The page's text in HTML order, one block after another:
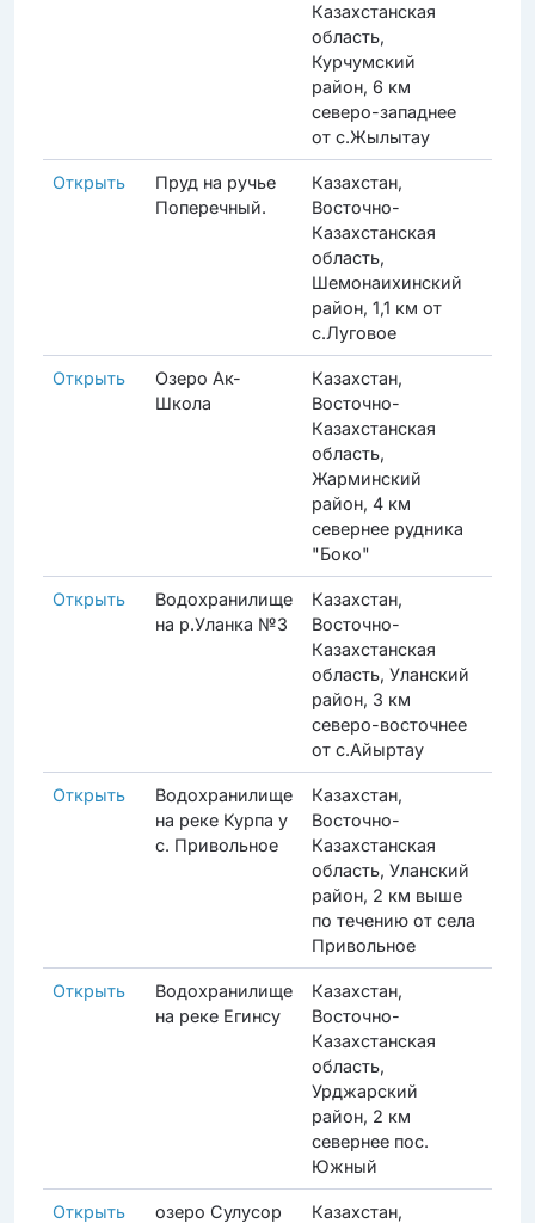
Казахстанская
область,
Курчумский
район, 6 км
северо-западнее
от с.Жылытау
Открыть
Пруд на ручье
Поперечный.
Казахстан,
Восточно-
Казахстанская
область,
Шемонаихинский
район, 1,1 км от
с.Луговое
Открыть
Озеро Ак-
Школа
Казахстан,
Восточно-
Казахстанская
область,
Жарминский
район, 4 км
севернее рудника
"Боко"
Открыть
Водохранилище
на р.Уланка №3
Казахстан,
Восточно-
Казахстанская
область, Уланский
район, 3 км
северо-восточнее
от с.Айыртау
Открыть
Водохранилище
на реке Курпа у
с. Привольное
Казахстан,
Восточно-
Казахстанская
область, Уланский
район, 2 км выше
по течению от села
Привольное
Открыть
Водохранилище
на реке Егинсу
Казахстан,
Восточно-
Казахстанская
область,
Урджарский
район, 2 км
севернее пос.
Южный
Открыть озеро Сулусор
Казахстан,